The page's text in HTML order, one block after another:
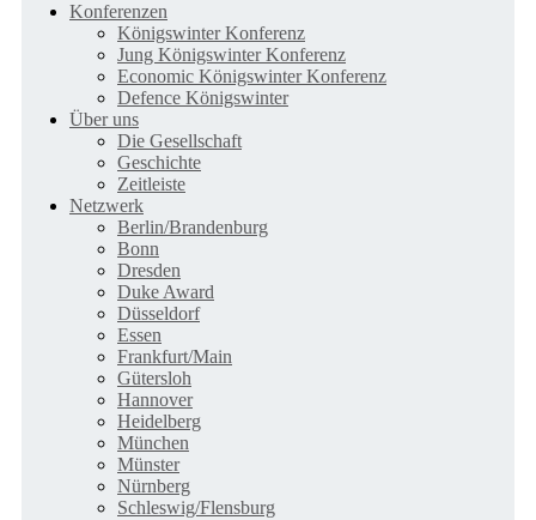
Konferenzen
Königswinter Konferenz
Jung Königswinter Konferenz
Economic Königswinter Konferenz
Defence Königswinter
Über uns
Die Gesellschaft
Geschichte
Zeitleiste
Netzwerk
Berlin/Brandenburg
Bonn
Dresden
Duke Award
Düsseldorf
Essen
Frankfurt/Main
Gütersloh
Hannover
Heidelberg
München
Münster
Nürnberg
Schleswig/Flensburg